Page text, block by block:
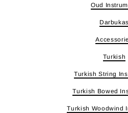
Oud
Darbukas
Turkish
Turkish String
Turkish Bowed
Turkish Woodwind